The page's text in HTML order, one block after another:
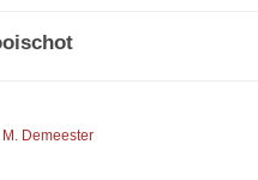
Demeester